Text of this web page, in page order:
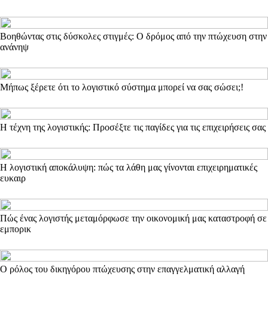
Βοηθώντας στις δύσκολες στιγμές: Ο δρόμος από την πτώχευση στην
ανάνηψ
Μήπως ξέρετε ότι το λογιστικό σύστημα μπορεί να σας σώσει;!
Η τέχνη της λογιστικής: Προσέξτε τις παγίδες για τις επιχειρήσεις σας
Η λογιστική αποκάλυψη: πώς τα λάθη μας γίνονται επιχειρηματικές
ευκαιρ
Πώς ένας λογιστής μεταμόρφωσε την οικονομική μας καταστροφή σε
εμπορικ
Ο ρόλος του δικηγόρου πτώχευσης στην επαγγελματική αλλαγή